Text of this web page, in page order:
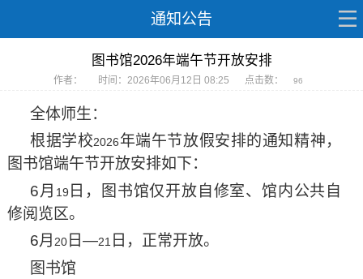
通知公告
图书馆2026年端午节开放安排
作者： 时间：2026年06月12日 08:25 点击数： 96
全体师生：
根据学校2026年端午节放假安排的通知精神，
图书馆端午节开放安排如下：
6月 19 日，图书馆仅开放自修室、馆内公共自
修阅览区。
6月 20日—21 日，正常开放。
图书馆